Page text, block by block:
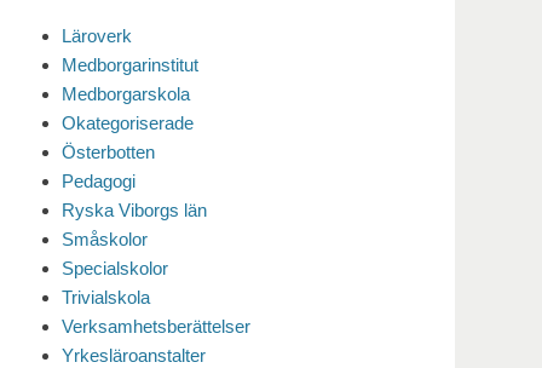
Läroverk
Medborgarinstitut
Medborgarskola
Okategoriserade
Österbotten
Pedagogi
Ryska Viborgs län
Småskolor
Specialskolor
Trivialskola
Verksamhetsberättelser
Yrkesläroanstalter